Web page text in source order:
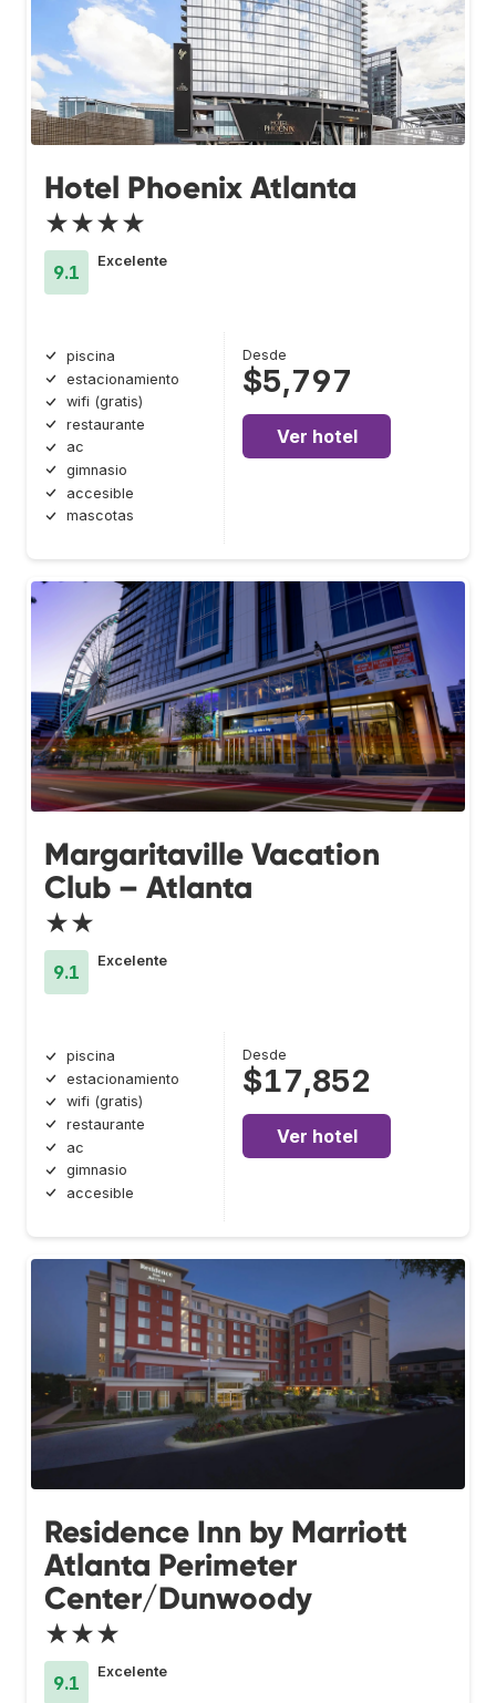
Hotel Phoenix Atlanta
★★★★
9.1
Excelente
piscina
estacionamiento
wifi (gratis)
restaurante
ac
gimnasio
accesible
mascotas
Desde
$5,797
Ver hotel
Margaritaville Vacation
Club – Atlanta
★★
9.1
Excelente
piscina
estacionamiento
wifi (gratis)
restaurante
ac
gimnasio
accesible
Desde
$17,852
Ver hotel
Residence Inn by Marriott
Atlanta Perimeter
Center/Dunwoody
★★★
9.1
Excelente